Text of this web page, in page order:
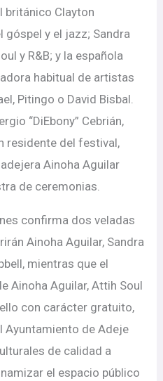
británico Clayton
góspel y el jazz; Sandra
y R&B; y la española
habitual de artistas
Pitingo o David Bisbal.
“DiEbony” Cebrián,
residente del festival,
Ainoha Aguilar
de ceremonias.
confirma dos veladas
Ainoha Aguilar, Sandra
mientras que el
Ainoha Aguilar, Attih Soul
con carácter gratuito,
Ayuntamiento de Adeje
de calidad a
el espacio público